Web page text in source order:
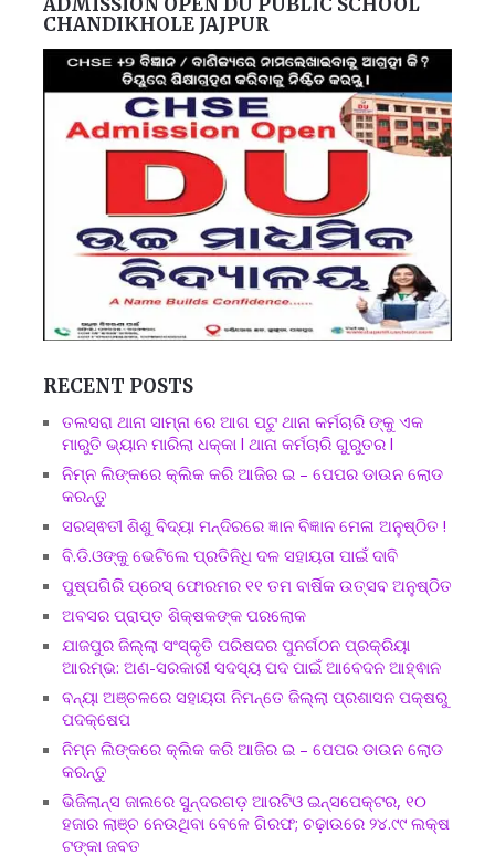
CHANDIKHOLE JAJPUR
RECENT POSTS
ତଲସରା ଥାନା ସାମ୍ନା ରେ ଆଗ ପଟୁ ଥାନା କର୍ମଚାରି ଙ୍କୁ ଏକ
ମାରୁତି ଭ୍ୟାନ ମାରିଲା ଧକ୍କା l ଥାନା କର୍ମଚାରି ଗୁରୁତର l
ନିମ୍ନ ଲିଙ୍କରେ କ୍ଲିକ କରି ଆଜିର ଇ – ପେପର ଡାଉନ ଲୋଡ
କରନ୍ତୁ
ସରସ୍ଵତୀ ଶିଶୁ ବିଦ୍ୟା ମନ୍ଦିରରେ ଜ୍ଞାନ ବିଜ୍ଞାନ ମେଳା ଅନୁଷ୍ଠିତ !
ବି.ଡି.ଓଙ୍କୁ ଭେଟିଲେ ପ୍ରତିନିଧି ଦଳ ସହାୟତା ପାଇଁ ଦାବି
ପୁଷ୍ପଗିରି ପ୍ରେସ୍ ଫୋରମର ୧୧ ତମ ବାର୍ଷିକ ଉତ୍ସବ ଅନୁଷ୍ଠିତ
ଅବସର ପ୍ରାପ୍ତ ଶିକ୍ଷକଙ୍କ ପରଲୋକ
ଯାଜପୁର ଜିଲ୍ଲା ସଂସ୍କୃତି ପରିଷଦର ପୁନର୍ଗଠନ ପ୍ରକ୍ରିୟା
ଆରମ୍ଭ: ଅଣ-ସରକାରୀ ସଦସ୍ୟ ପଦ ପାଇଁ ଆବେଦନ ଆହ୍ଵାନ
ବନ୍ୟା ଅଞ୍ଚଳରେ ସହାୟତା ନିମନ୍ତେ ଜିଲ୍ଲା ପ୍ରଶାସନ ପକ୍ଷରୁ
ପଦକ୍ଷେପ
ନିମ୍ନ ଲିଙ୍କରେ କ୍ଲିକ କରି ଆଜିର ଇ – ପେପର ଡାଉନ ଲୋଡ
କରନ୍ତୁ
ଭିଜିଲାନ୍ସ ଜାଲରେ ସୁନ୍ଦରଗଡ଼ ଆରଟିଓ ଇନ୍ସପେକ୍ଟର, ୧୦
ହଜାର ଲାଞ୍ଚ ନେଉଥିବା ବେଳେ ଗିରଫ; ଚଢ଼ାଉରେ ୨୪.୯୯ ଲକ୍ଷ
ଟଙ୍କା ଜବତ